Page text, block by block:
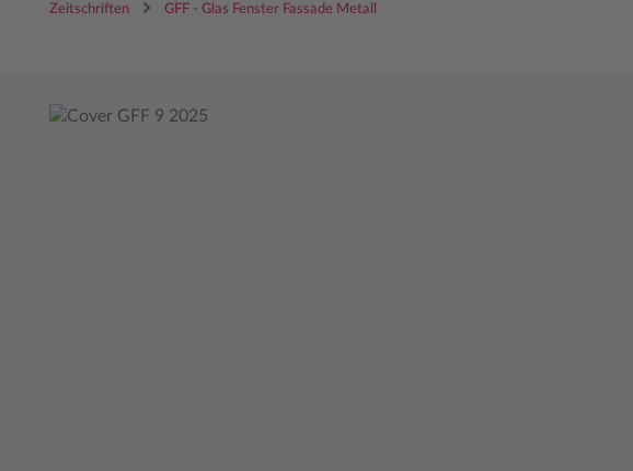
Zeitschriften GFF - Glas Fenster Fassade Metall
Bildergalerie überspringen